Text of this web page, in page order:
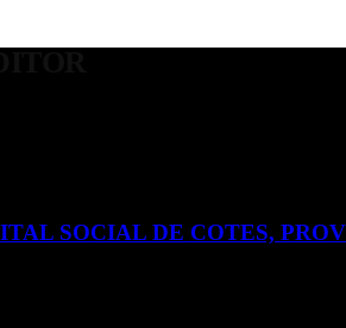
SOCIAL DE COTES,